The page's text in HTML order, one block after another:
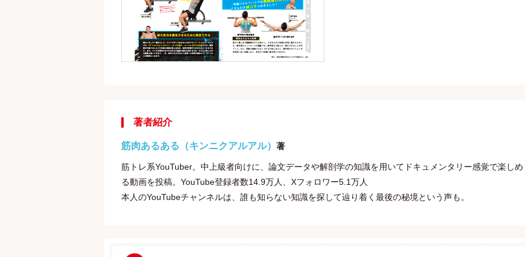
著者紹介
筋肉あるある（キンニクアルアル） 著
筋トレ系YouTuber。中上級者向けに、論文データや解剖学の知識を用いてドキュメンタリー感覚で楽しめ
る動画を投稿。YouTube登録者数14.9万人、Xフォロワー5.1万人
本人のYouTubeチャンネルは、誰も知らない知識を探して辿り着く最後の秘境という声も。